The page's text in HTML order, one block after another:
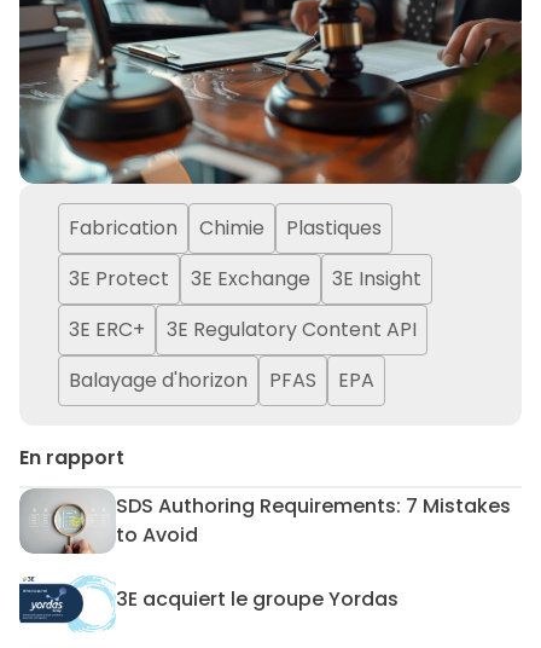
Fabrication Chimie
Plastiques
3E Protect
3E Exchange
3E Insight
3E ERC+
3E Regulatory Content API
Balayage d'horizon
PFAS EPA
En rapport
SDS Authoring Requirements: 7 Mistakes
to Avoid
3E acquiert le groupe Yordas3E acquiert le groupe Yordas